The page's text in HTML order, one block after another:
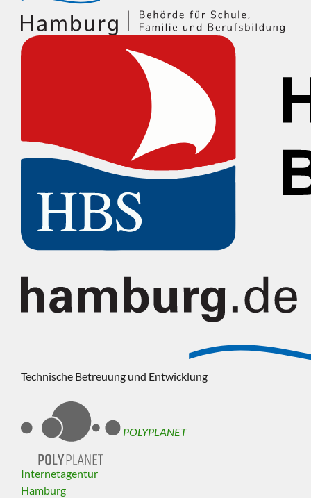
Technische Betreuung und Entwicklung
POLYPLANET
Internetagentur
Hamburg